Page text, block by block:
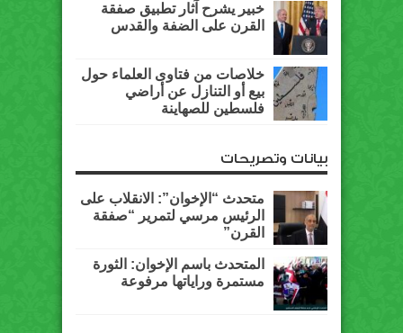
خبير يشرح آثار تطبيق صفقة
القرن على الضفة والقدس
خلاصات من فتاوى العلماء حول
بيع أو التنازل عن أراضي
فلسطين للصهاينة
بيانات وتصريحات
متحدث “الإخوان”: الانقلاب على
الرئيس مرسي لتمرير “صفقة
القرن”
المتحدث باسم الإخوان: الثورة
مستمرة وراياتها مرفوعة